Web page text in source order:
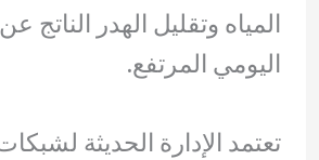
المياه وتقليل الهدر الناتج
اليومي المرتفع.
تعتمد الإدارة الحديثة